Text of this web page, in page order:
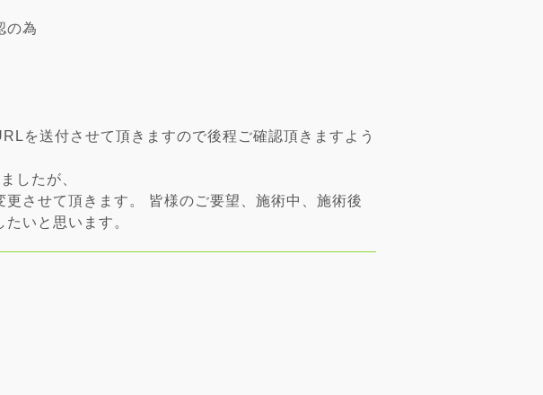
の為
を送付させて頂きますので後程ご確認頂きますよう
したが、
させて頂きます。 皆様のご要望、施術中、施術後
いと思います。